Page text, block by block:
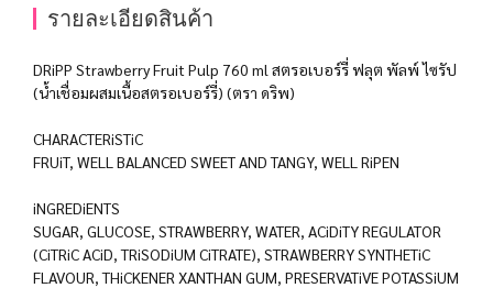
รายละเอียดสินค้า
DRiPP Strawberry Fruit Pulp 760 ml สตรอเบอร์รี่ ฟลุต พัลพ์ ไซรัป
(น้ำเชื่อมผสมเนื้อสตรอเบอร์รี่) (ตรา ดริพ)
CHARACTERiSTiC
FRUiT, WELL BALANCED SWEET AND TANGY, WELL RiPEN
iNGREDiENTS
SUGAR, GLUCOSE, STRAWBERRY, WATER, ACiDiTY REGULATOR
(CiTRiC ACiD, TRiSODiUM CiTRATE), STRAWBERRY SYNTHETiC
FLAVOUR, THiCKENER XANTHAN GUM, PRESERVATiVE POTASSiUM